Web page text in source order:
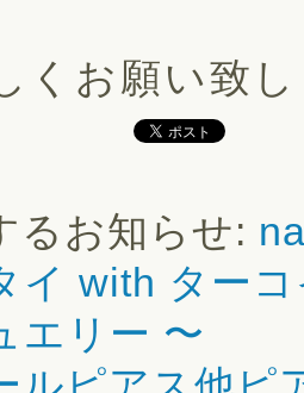
くお願い致
るお知らせ:
イ with ター
エリー 〜